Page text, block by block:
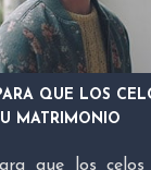
QUE LOS
MATRIMONIO
que los